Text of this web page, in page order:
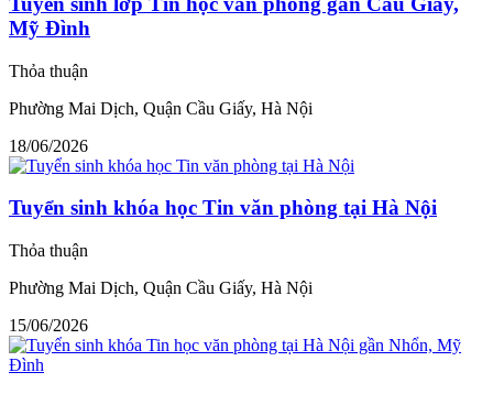
Mỹ Đình
Thỏa thuận
Phường Mai Dịch, Quận Cầu Giấy, Hà Nội
18/06/2026
Tuyển sinh khóa học Tin văn phòng tại Hà Nội
Thỏa thuận
Phường Mai Dịch, Quận Cầu Giấy, Hà Nội
15/06/2026